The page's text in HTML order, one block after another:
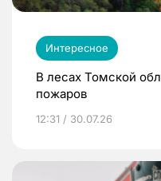
Интересное
В лесах Томской
пожаров
12:31 / 30.07.26